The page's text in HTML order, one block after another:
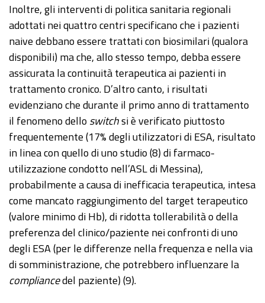
Inoltre, gli interventi di politica sanitaria regionali
adottati nei quattro centri specificano che i pazienti
naive debbano essere trattati con biosimilari (qualora
disponibili) ma che, allo stesso tempo, debba essere
assicurata la continuità terapeutica ai pazienti in
trattamento cronico. D’altro canto, i risultati
evidenziano che durante il primo anno di trattamento
il fenomeno dello switchsi è verificato piuttosto
frequentemente (17% degli utilizzatori di ESA, risultato
in linea con quello di uno studio (8) di farmaco-
utilizzazione condotto nell’ASL di Messina),
probabilmente a causa di inefficacia terapeutica, intesa
come mancato raggiungimento del target terapeutico
(valore minimo di Hb), di ridotta tollerabilità o della
preferenza del clinico/paziente nei confronti di uno
degli ESA (per le differenze nella frequenza e nella via
di somministrazione, che potrebbero influenzare la
compliancedel paziente) (9).